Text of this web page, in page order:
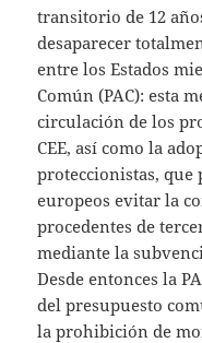
transitorio de 12
desaparecer
entre los Estados
Común (PAC): esta
circulación de los
CEE, así como la
proteccionistas,
europeos evitar la
procedentes de
mediante la
Desde entonces la
del presupuesto
la prohibición de